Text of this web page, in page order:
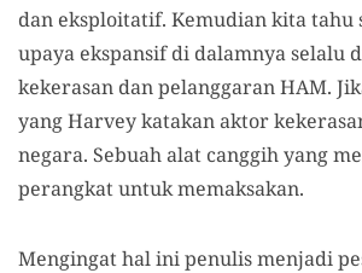
dan eksploitatif. Kemudian kita tahu
upaya ekspansif di dalamnya selalu
kekerasan dan pelanggaran HAM.
yang Harvey katakan aktor
negara. Sebuah alat canggih yang
perangkat untuk memaksakan.
Mengingat hal ini penulis menjadi